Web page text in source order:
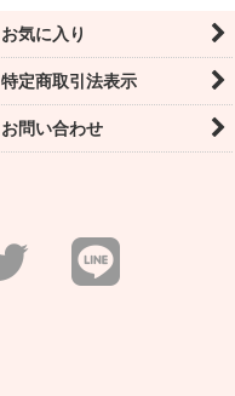
お気に入り
特定商取引法表示
お問い合わせ